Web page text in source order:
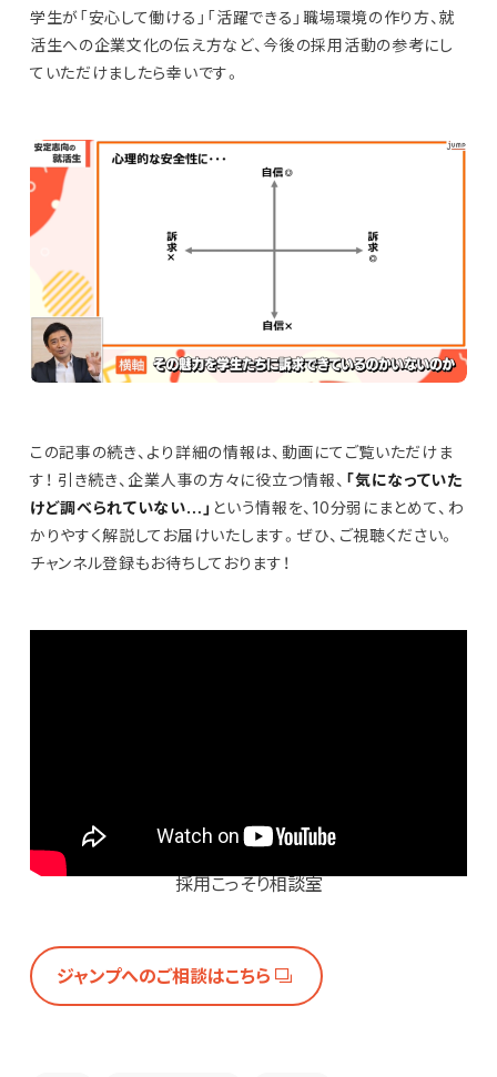
学生が「安心して働ける」「活躍できる」職場環境の作り方、就
活生への企業文化の伝え方など、今後の採用活動の参考にし
ていただけましたら幸いです。
この記事の続き、より詳細の情報は、動画にてご覧いただけま
す！ 引き続き、企業人事の方々に役立つ情報、 「気になっていた
けど調べられていない…」 という情報を、10分弱にまとめて、わ
かりやすく解説してお届けいたします。ぜひ、ご視聴ください。
チャンネル登録もお待ちしております！
採用こっそり相談室
ジャンプへのご相談はこちら